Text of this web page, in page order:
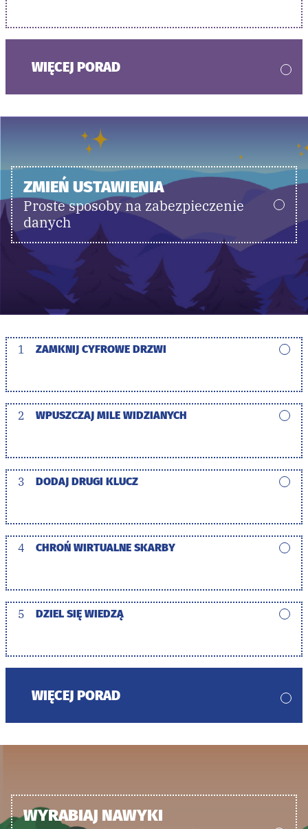
WIĘCEJ PORAD
ZMIEŃ USTAWIENIA
Proste sposoby na zabezpieczenie
danych
1 ZAMKNIJ CYFROWE DRZWI
2 WPUSZCZAJ MILE WIDZIANYCH
3 DODAJ DRUGI KLUCZ
4 CHROŃ WIRTUALNE SKARBY
5 DZIEL SIĘ WIEDZĄ
WIĘCEJ PORAD
WYRABIAJ NAWYKI